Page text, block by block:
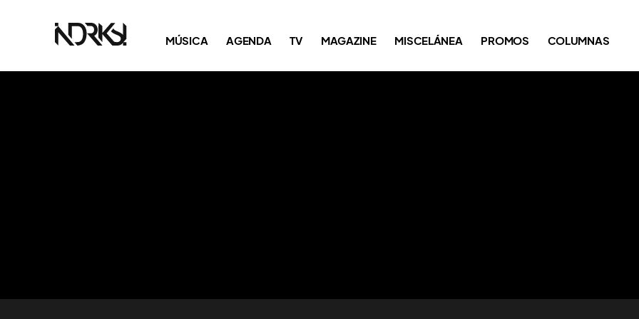
MÚSICA AGENDA TV MAGAZINE MISCELÁNEA PROMOS COLUMNAS